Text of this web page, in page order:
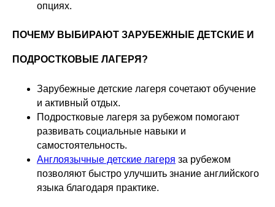
опциях.
ПОЧЕМУ ВЫБИРАЮТ ЗАРУБЕЖНЫЕ ДЕТСКИЕ И
ПОДРОСТКОВЫЕ ЛАГЕРЯ?
Зарубежные детские лагеря сочетают обучение
и активный отдых.
Подростковые лагеря за рубежом помогают
развивать социальные навыки и
самостоятельность.
Англоязычные детские лагеря за рубежом
позволяют быстро улучшить знание английского
языка благодаря практике.